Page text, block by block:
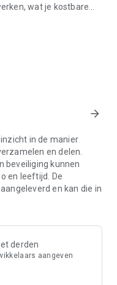
wat je kostbare
eenvoudig naar de
afbeeldingen
snel met
of via andere apps.
en eenvoudig te
eitje wordt voor
kwaliteit van je
je selfies eenvoudig
arrow_forward
in de manier
en delen.
beveiliging kunnen
en leeftijd. De
en kan die in
derden
aangeven